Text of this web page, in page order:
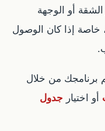
الشقة أو الوجهة
خاصة إذا كان الوصول
برنامجك من خلال
أو اختيار جدول